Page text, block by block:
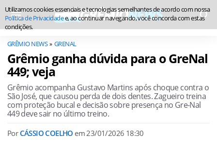
GRÊMIO NEWS GRENAL
Grêmio ganha dúvida para o GreNal
449; veja
Grêmio acompanha Gustavo Martins após choque contra o
São José, que causou perda de dois dentes. Zagueiro treina
com proteção bucal e decisão sobre presença no Gre-Nal
449 deve sair no último treino.
Por CÁSSIO COELHO em23/01/2026 18:30
Utilizamos cookies essenciais e tecnologias semelhantes de acordo com nossa
Política de Privacidadee, ao continuar navegando, você concorda com estas
condições.